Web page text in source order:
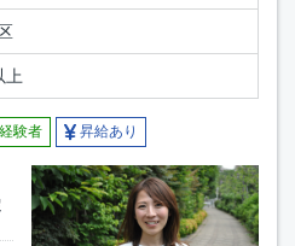
上
験者 昇給あり